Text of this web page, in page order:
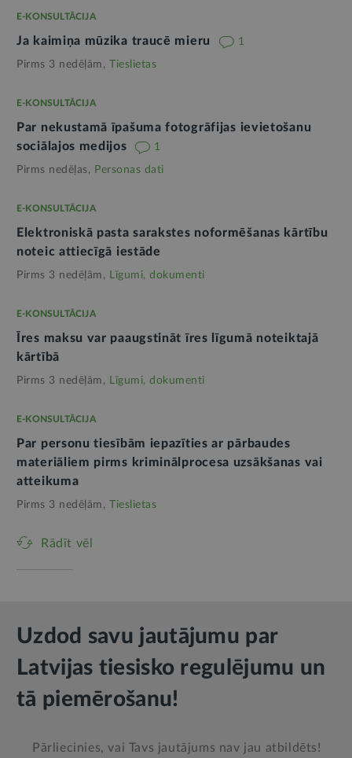
E-KONSULTĀCIJA
Ja kaimiņa mūzika traucē mieru 1
Pirms 3 nedēļām, Tieslietas
E-KONSULTĀCIJA
Par nekustamā īpašuma fotogrāfijas ievietošanu
sociālajos medijos
1
Pirms nedēļas, Personas dati
E-KONSULTĀCIJA
Elektroniskā pasta sarakstes noformēšanas kārtību
noteic attiecīgā iestāde
Pirms 3 nedēļām, Līgumi, dokumenti
E-KONSULTĀCIJA
Īres maksu var paaugstināt īres līgumā noteiktajā
kārtībā
Pirms 3 nedēļām, Līgumi, dokumenti
E-KONSULTĀCIJA
Par personu tiesībām iepazīties ar pārbaudes
materiāliem pirms kriminālprocesa uzsākšanas vai
atteikuma
Pirms 3 nedēļām, Tieslietas
Rādīt vēl
Uzdod savu jautājumu par
Latvijas tiesisko regulējumu un
tā piemērošanu!
Pārliecinies, vai Tavs jautājums nav jau atbildēts!